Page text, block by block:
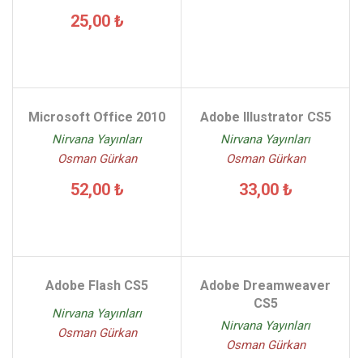
25,00 ₺
Microsoft Office 2010
Nirvana Yayınları
Osman Gürkan
52,00 ₺
Adobe Illustrator CS5
Nirvana Yayınları
Osman Gürkan
33,00 ₺
Adobe Flash CS5
Nirvana Yayınları
Osman Gürkan
Adobe Dreamweaver
CS5
Nirvana Yayınları
Osman Gürkan